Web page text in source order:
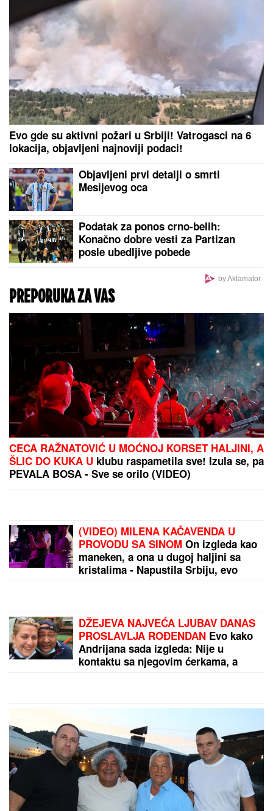
Crvenu zvezdu pred meč sezone na "Marakani"
Period samoće se uskoro završava:
Ova 3 horoskopska znaka 9. avgusta
očekuje emotivni preokret
Crvena zvezda - Novi Pazar: Šok na
"Marakani", crveni karton za crveno-
bele
Napadnut Srđan Predojević! Sve se desilo pred
Bogata Srpkinja smuvala arapskog
milijadera! Rodila mu sina i živi kao
princeza, a evo i koliko dnevno troši
(FOTO)
Zvezda dovela ozbiljno pojačanje,
Čima Moneke se odmah oglasio
Evo gde su aktivni požari u Srbiji! Vatrogasci na 6
lokacija, objavljeni najnoviji podaci!
Podatak za ponos crno-belih:
Konačno dobre vesti za Partizan
posle ubedljive pobede